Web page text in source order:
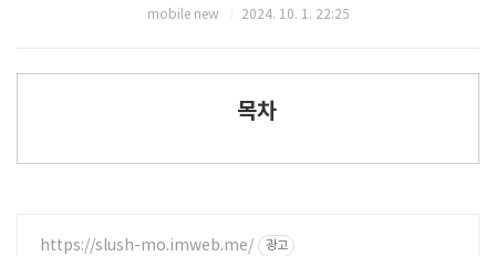
mobile new 2024. 10. 1. 22:25
목차
https://slush-mo.imweb.me/ 광고